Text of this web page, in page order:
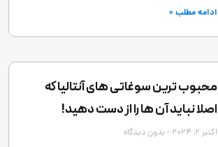
ادامه مطلب »
محبوب ترین سوغاتی های آنتالیا که
اصلا نباید آن ها را از دست دهید!
اکتبر 2, 2024 بدون دیدگاه